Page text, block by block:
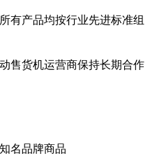
有产品均按行业先进标准组
售货机运营商保持长期合作
名品牌商品